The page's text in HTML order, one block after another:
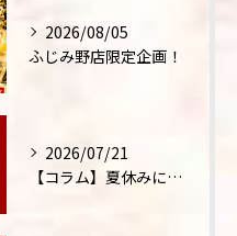
2026/08/05
ふじみ野店限定企画！
2026/07/21
【コラム】夏休みに家族外食が増える理由